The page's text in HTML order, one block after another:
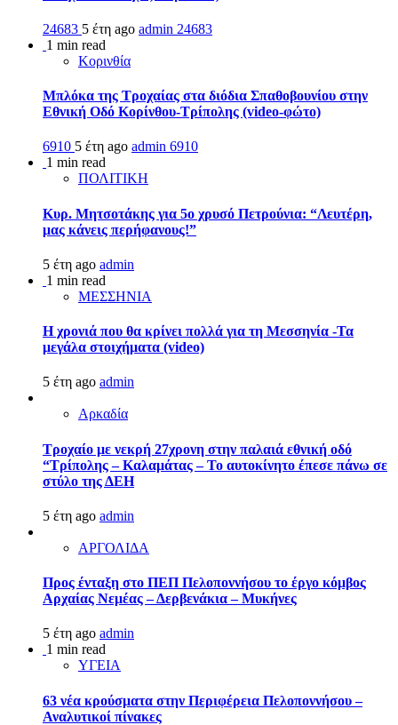
24683 5 έτη ago admin 24683
1 min read
Κορινθία
Μπλόκα της Τροχαίας στα διόδια Σπαθοβουνίου στην
Εθνική Οδό Κορίνθου-Τρίπολης (video-φώτο)
6910 5 έτη ago admin 6910
1 min read
ΠΟΛΙΤΙΚΗ
Κυρ. Μητσοτάκης για 5ο χρυσό Πετρούνια: “Λευτέρη,
μας κάνεις περήφανους!”
5 έτη ago admin
1 min read
ΜΕΣΣΗΝΙΑ
Η χρονιά που θα κρίνει πολλά για τη Μεσσηνία -Τα
μεγάλα στοιχήματα (video)
5 έτη ago admin
Αρκαδία
Τροχαίο με νεκρή 27χρονη στην παλαιά εθνική οδό
“Τρίπολης – Καλαμάτας – Το αυτοκίνητο έπεσε πάνω σε
στύλο της ΔΕΗ
5 έτη ago admin
ΑΡΓΟΛΙΔΑ
Προς ένταξη στο ΠΕΠ Πελοποννήσου το έργο κόμβος
Αρχαίας Νεμέας – Δερβενάκια – Μυκήνες
5 έτη ago admin
1 min read
ΥΓΕΙΑ
63 νέα κρούσματα στην Περιφέρεια Πελοποννήσου –
Αναλυτικοί πίνακες